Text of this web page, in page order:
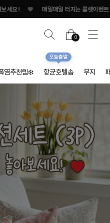
♥ 매일매일 터지는 룰렛이벤트 ♥
0
염추천템❄️ 항균호텔솜
오늘출발
무지